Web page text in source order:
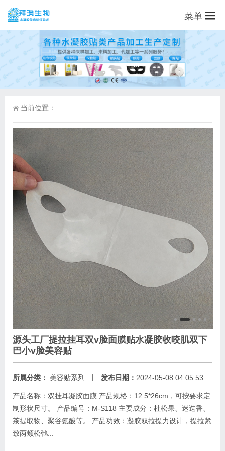
菜单
当前位置：
源头工厂提拉挂耳双v脸面膜贴水凝胶收咬肌双下
巴小v脸美容贴
所属分类： 美容贴系列 | 发布日期： 2024-05-08 04:05:53
产品名称：双挂耳凝胶面膜 产品规格：12.5*26cm，可按要求定
制形状尺寸。 产品编号：M-S118 主要成分：杜松果、迷迭香、
茶提取物、聚谷氨酸等。 产品功效：凝胶双拉提力设计，提拉紧
致两颊松弛...